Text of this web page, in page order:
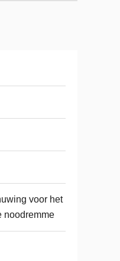
voor het
noodremme